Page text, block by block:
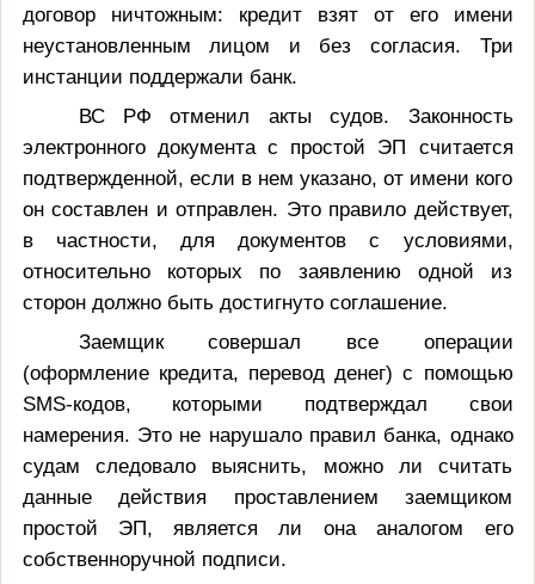
договор ничтожным: кредит взят от его имени
неустановленным лицом и без согласия. Три
инстанции поддержали банк.
ВС РФ отменил акты судов. Законность
электронного документа с простой ЭП считается
подтвержденной, если в нем указано, от имени кого
он составлен и отправлен. Это правило действует,
в частности, для документов с условиями,
относительно которых по заявлению одной из
сторон должно быть достигнуто соглашение.
Заемщик совершал все операции
(оформление кредита, перевод денег) с помощью
SMS-кодов, которыми подтверждал свои
намерения. Это не нарушало правил банка, однако
судам следовало выяснить, можно ли считать
данные действия проставлением заемщиком
простой ЭП, является ли она аналогом его
собственноручной подписи.